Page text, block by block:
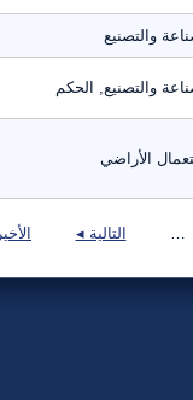
والتصنيع
والتصنيع, الحكم
الأراضي
التالية ◂